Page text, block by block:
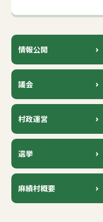
館報おみ
ふるさと麻績村応
及び指定納付受託
2026年06月29日
物価高騰対応重点
実施計画について
2026年06月09日
令和９年度採用
士採用試験実施につ
情報公開
議会
村政運営
選挙
麻績村概要